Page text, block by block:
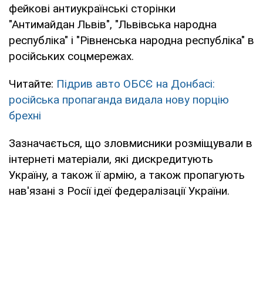
фейкові антиукраїнські сторінки
"Антимайдан Львів", "Львівська народна
республіка" і "Рівненська народна республіка" в
російських соцмережах.
Читайте: Підрив авто ОБСЄ на Донбасі:
російська пропаганда видала нову порцію
брехні
Зазначається, що зловмисники розміщували в
інтернеті матеріали, які дискредитують
Україну, а також її армію, а також пропагують
нав'язані з Росії ідеї федералізації України.